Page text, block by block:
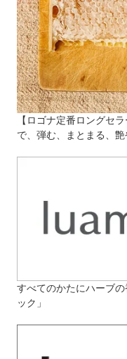
【ロゴナ定番ロングセ
で、弾む、まとまる、艶
すべてのかたにハーブ
ック」